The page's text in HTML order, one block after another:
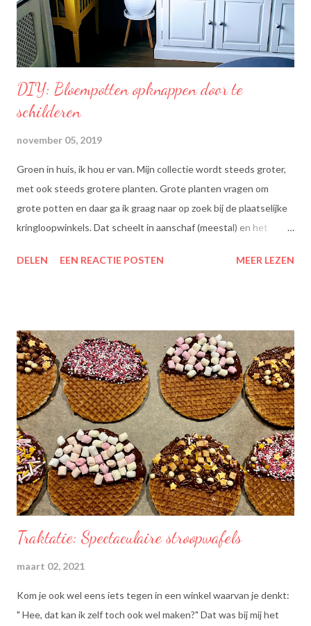
smaak van uw originele ingrediënten. Naast warme toepassing
l...
DIY: Bloempotten opknappen door te
schilderen
november 05, 2019
Groen in huis, ik hou er van. Mijn collectie wordt steeds groter,
met ook steeds grotere planten. Grote planten vragen om
grote potten en daar ga ik graag naar op zoek bij de plaatselijke
kringloopwinkels. Dat scheelt in aanschaf (meestal) en het
voor onze planeet, nietwaar?
DELEN EEN REACTIE POSTEN MEER LEZEN
Traktatie: Spectaculaire stroopwafels
maart 02, 2021
Kom je ook wel eens iets tegen in een winkel waarvan je denkt:
" Hee, dat kan ik zelf toch ook wel maken?" Dat was bij mij het